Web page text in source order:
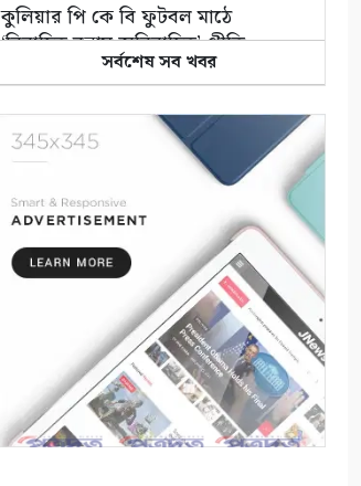
কুলিয়ার পি কে বি ফুটবল মাঠে
‘বিবাহিত বনাম অবিবাহিত’ প্রীতি
৫
এই পৃথিবী বড়ই অভাগা
“কথার ভার”
মায়ার গভীরতা
৯
সর্বশেষ সব খবর